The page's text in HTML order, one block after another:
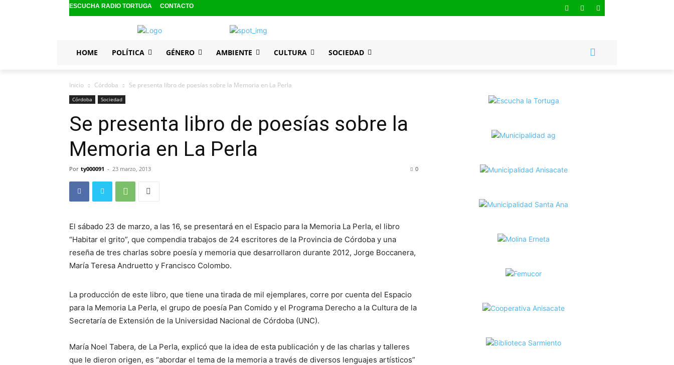
ESCUCHA RADIO TORTUGA CONTACTO
HOME POLÍTICA GÉNERO AMBIENTE CULTURA SOCIEDAD
Inicio Córdoba Se presenta libro de poesías sobre la Memoria en La Perla
Córdoba Sociedad
Se presenta libro de poesías sobre la
Memoria en La Perla
Por ty000091 - 23 marzo, 2013 0
El sábado 23 de marzo, a las 16, se presentará en el Espacio para la Memoria La Perla, el libro
“Habitar el grito”, que compendia trabajos de 24 escritores de la Provincia de Córdoba y una
reseña de tres charlas sobre poesía y memoria que desarrollaron durante 2012, Jorge Boccanera,
María Teresa Andruetto y Francisco Colombo.
La producción de este libro, que tiene una tirada de mil ejemplares, corre por cuenta del Espacio
para la Memoria La Perla, el grupo de poesía Pan Comido y el Programa Derecho a la Cultura de la
Secretaría de Extensión de la Universidad Nacional de Córdoba (UNC).
María Noel Tabera, de La Perla, explicó que la idea de esta publicación y de las charlas y talleres
que le dieron origen, es “abordar el tema de la memoria a través de diversos lenguajes artísticos”